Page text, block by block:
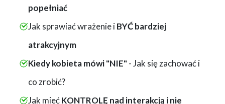
popełniać
Jak sprawiać wrażenie iBYĆ bardziej
atrakcyjnym
Kiedy kobieta mówi "NIE"- Jak się zachować i
co zrobić?
Jak miećKONTROLĘ nad interakcją i nie